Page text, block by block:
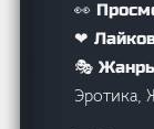
👀
❤
🎭
Эротика,